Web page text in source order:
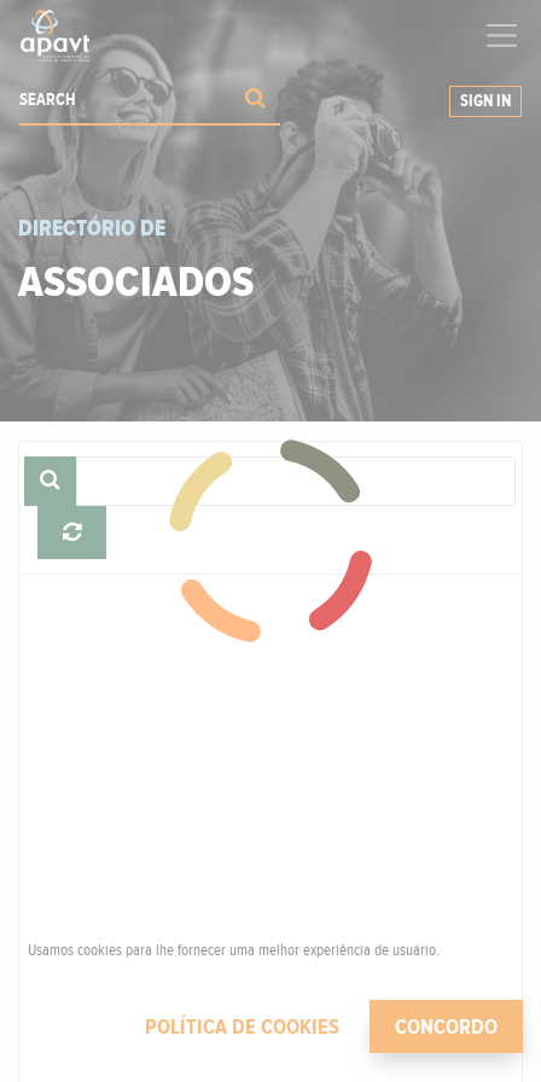
grow your business
SIGN IN
DIRECTÓRIO DE
ASSOCIADOS
Usamos cookies para lhe fornecer uma melhor experiência de usuário.
POLÍTICA DE COOKIES CONCORDO